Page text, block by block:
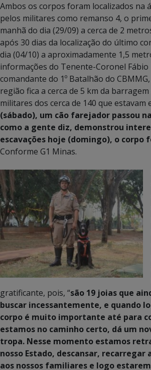
Ambos os corpos foram localizados na
pelos militares como remanso 4, o
manhã do dia (29/09) a cerca de 2
após 30 dias da localização do último
dia (04/10) a aproximadamente 1,5
informações do Tenente-Coronel Fábio
comandante do 1º Batalhão do
região fica a cerca de 5 km da
militares dos cerca de 140 que estavam
(sábado), um cão farejador passou
como a gente diz, demonstrou
escavações hoje (domingo), o corpo
Conforme G1 Minas.
gratificante, pois, “são 19 joias que
buscar incessantemente, e quando
corpo é muito importante até para
estamos no caminho certo, dá um
tropa. Nesse momento estamos
nosso Estado, descansar,
aos nossos familiares e logo